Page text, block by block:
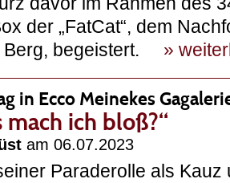
der „FatCat“, dem
Berg, begeistert. »
in Ecco Meinekes
mach ich bloß?“
am 06.07.2023
Paraderolle als